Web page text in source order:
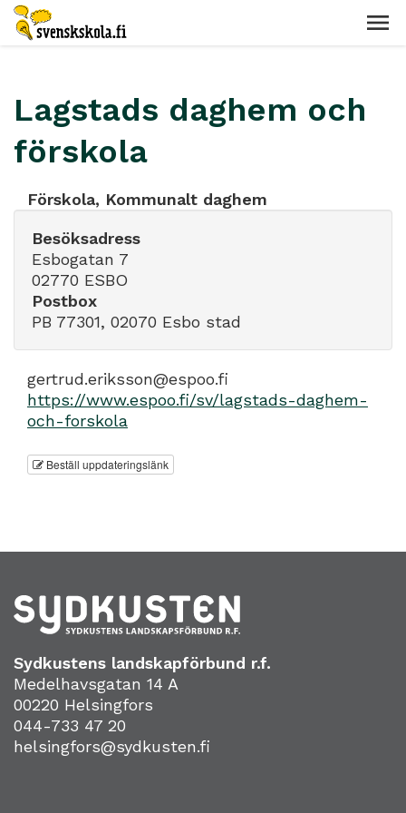
Lagstads daghem och
förskola
Förskola, Kommunalt daghem
Besöksadress
Esbogatan 7
02770 ESBO
Postbox
PB 77301, 02070 Esbo stad
gertrud.eriksson@espoo.fi
https://www.espoo.fi/sv/lagstads-daghem-
och-forskola
Beställ uppdateringslänk
Sydkustens landskapförbund r.f.
Medelhavsgatan 14 A
00220 Helsingfors
044-733 47 20
helsingfors@sydkusten.fi